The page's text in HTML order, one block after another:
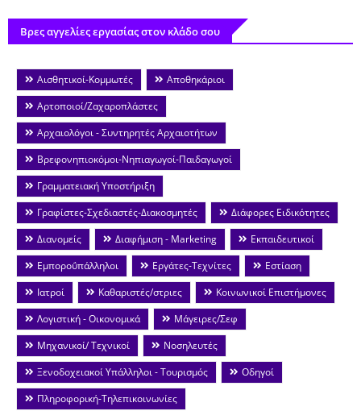
Βρες αγγελίες εργασίας στον κλάδο σου
Αισθητικοί-Κομμωτές
Αποθηκάριοι
Αρτοποιοί/Ζαχαροπλάστες
Αρχαιολόγοι - Συντηρητές Αρχαιοτήτων
Βρεφονηπιοκόμοι-Νηπιαγωγοί-Παιδαγωγοί
Γραμματειακή Υποστήριξη
Γραφίστες-Σχεδιαστές-Διακοσμητές
Διάφορες Ειδικότητες
Διανομείς
Διαφήμιση - Marketing
Εκπαιδευτικοί
Εμποροΰπάλληλοι
Εργάτες-Τεχνίτες
Εστίαση
Ιατροί
Καθαριστές/στριες
Κοινωνικοί Επιστήμονες
Λογιστική - Οικονομικά
Μάγειρες/Σεφ
Μηχανικοί/ Τεχνικοί
Νοσηλευτές
Ξενοδοχειακοί Υπάλληλοι - Τουρισμός
Οδηγοί
Πληροφορική-Τηλεπικοινωνίες